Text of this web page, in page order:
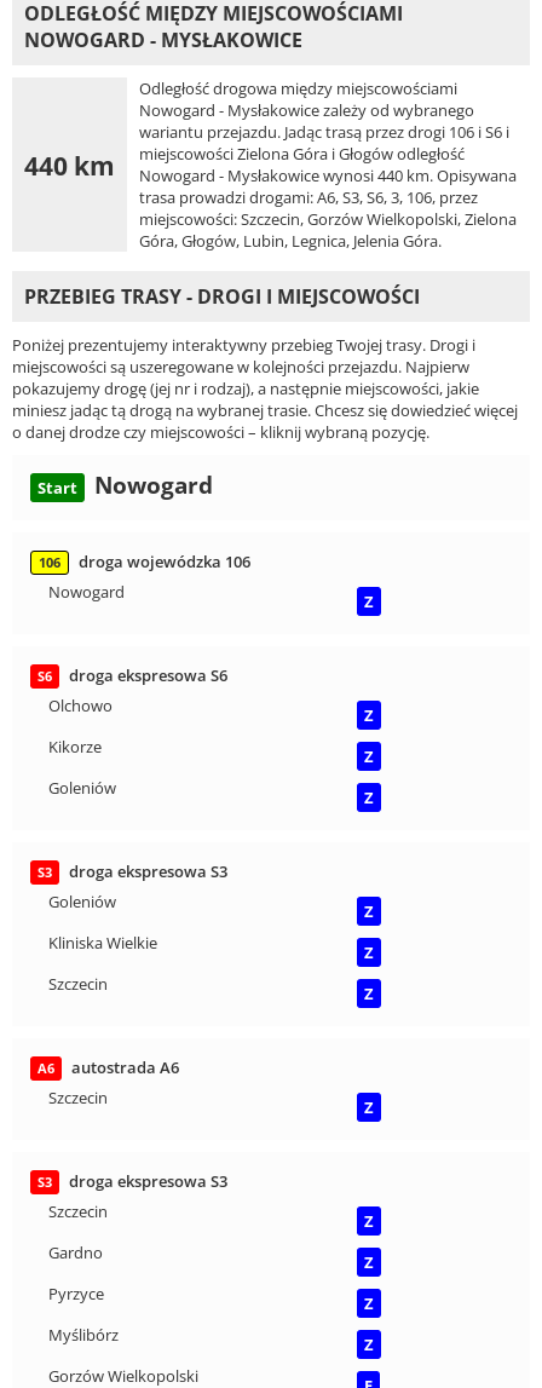
ODLEGŁOŚĆ MIĘDZY MIEJSCOWOŚCIAMI
NOWOGARD - MYSŁAKOWICE
440 km
Odległość drogowa między miejscowościami
Nowogard - Mysłakowice zależy od wybranego
wariantu przejazdu. Jadąc trasą przez drogi 106 i S6 i
miejscowości Zielona Góra i Głogów odległość
Nowogard - Mysłakowice wynosi 440 km. Opisywana
trasa prowadzi drogami: A6, S3, S6, 3, 106, przez
miejscowości: Szczecin, Gorzów Wielkopolski, Zielona
Góra, Głogów, Lubin, Legnica, Jelenia Góra.
PRZEBIEG TRASY - DROGI I MIEJSCOWOŚCI
Poniżej prezentujemy interaktywny przebieg Twojej trasy. Drogi i
miejscowości są uszeregowane w kolejności przejazdu. Najpierw
pokazujemy drogę (jej nr i rodzaj), a następnie miejscowości, jakie
miniesz jadąc tą drogą na wybranej trasie. Chcesz się dowiedzieć więcej
o danej drodze czy miejscowości – kliknij wybraną pozycję.
Start Nowogard
106
droga wojewódzka 106
Nowogard
Z
S6
droga ekspresowa S6
Olchowo
Z
Kikorze
Z
Goleniów
Z
S3
droga ekspresowa S3
Goleniów
Z
Kliniska Wielkie
Z
Szczecin
Z
A6
autostrada A6
Szczecin
Z
S3
droga ekspresowa S3
Szczecin
Z
Gardno
Z
Pyrzyce
Z
Myślibórz
Z
Gorzów Wielkopolski